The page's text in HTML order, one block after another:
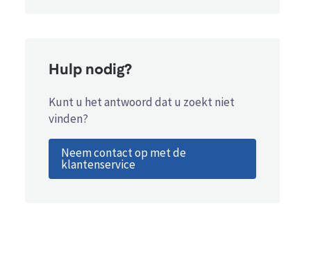
Hulp nodig?
Kunt u het antwoord dat u zoekt niet
vinden?
Neem contact op met de
klantenservice